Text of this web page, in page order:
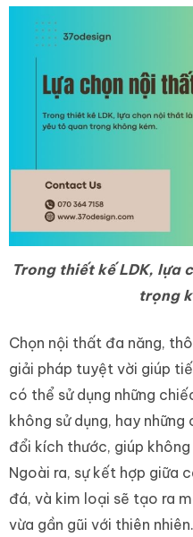
Trong thiết kế LDK, lựa
trọng
Chọn nội thất đa năng,
giải pháp tuyệt vời giúp
có thể sử dụng những
không sử dụng, hay
đổi kích thước, giúp
Ngoài ra, sự kết hợp giữa
đá, và kim loại sẽ tạo ra
vừa gần gũi với thiên nhiên.